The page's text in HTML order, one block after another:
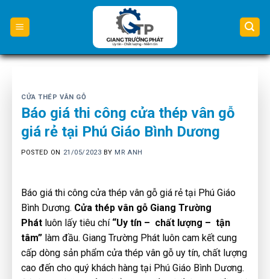
content
CỬA THÉP VÂN GỖ
Báo giá thi công cửa thép vân gỗ
giá rẻ tại Phú Giáo Bình Dương
POSTED ON 21/05/2023 BY MR ANH
Báo giá thi công cửa thép vân gỗ giá rẻ tại Phú Giáo
Bình Dương. Cửa thép vân gỗ Giang Trường
Phát luôn lấy tiêu chí “Uy tín – chất lượng – tận
tâm” làm đầu. Giang Trường Phát luôn cam kết cung
cấp dòng sản phẩm cửa thép vân gỗ uy tín, chất lượng
cao đến cho quý khách hàng tại Phú Giáo Bình Dương.